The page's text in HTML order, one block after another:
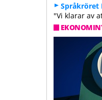
Språkröret
"Vi klarar av